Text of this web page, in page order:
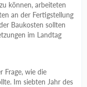
können, arbeiteten
an der Fertigstellung
Baukosten sollten
im Landtag
Frage, wie die
Im siebten Jahr des